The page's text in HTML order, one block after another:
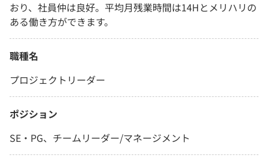
おり、社員仲は良好。平均月残業時間は14Hとメリハリの
ある働き方ができます。
職種名
プロジェクトリーダー
ポジション
SE・PG、チームリーダー/マネージメント